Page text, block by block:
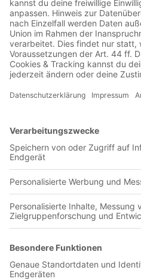
Unsere App ist in den offiziellen
Jetzt herunterladen